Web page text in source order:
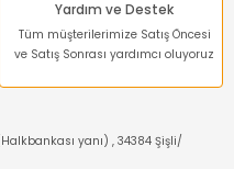
Yardım ve Destek
Tüm müşterilerimize Satış Öncesi
ve Satış Sonrası yardımcı oluyoruz
(Halkbankası yanı) , 34384 Şişli/